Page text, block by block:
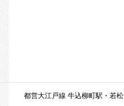
都営大江戸線 牛込柳町駅・若